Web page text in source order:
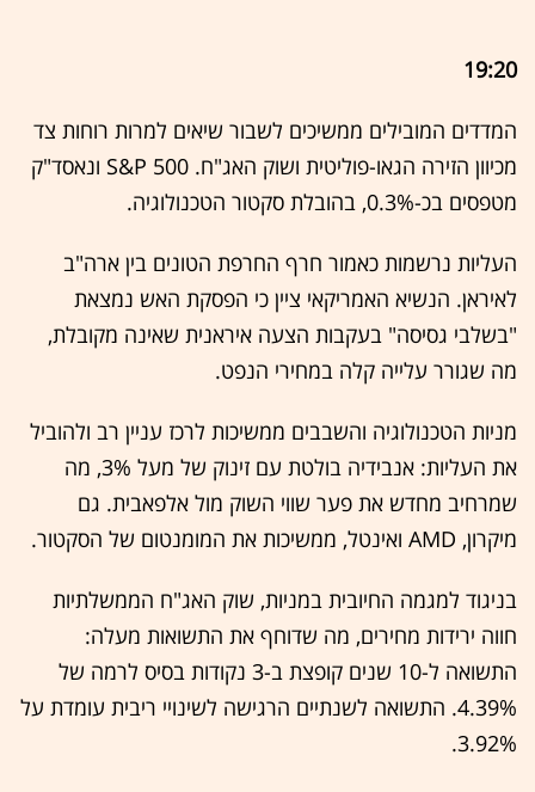
19:20
המדדים המובילים ממשיכים לשבור שיאים למרות רוחות צד
מכיוון הזירה הגאו-פוליטית ושוק האג"ח. S&P 500 ונאסד"ק
מטפסים בכ-0.3%, בהובלת סקטור הטכנולוגיה.
העליות נרשמות כאמור חרף החרפת הטונים בין ארה"ב
לאיראן. הנשיא האמריקאי ציין כי הפסקת האש נמצאת
"בשלבי גסיסה" בעקבות הצעה איראנית שאינה מקובלת,
מה שגורר עלייה קלה במחירי הנפט.
מניות הטכנולוגיה והשבבים ממשיכות לרכז עניין רב ולהוביל
את העליות: אנבידיה בולטת עם זינוק של מעל 3%, מה
שמרחיב מחדש את פער שווי השוק מול אלפאבית. גם
מיקרון, AMD ואינטל, ממשיכות את המומנטום של הסקטור.
בניגוד למגמה החיובית במניות, שוק האג"ח הממשלתיות
חווה ירידות מחירים, מה שדוחף את התשואות מעלה:
התשואה ל-10 שנים קופצת ב-3 נקודות בסיס לרמה של
4.39%. התשואה לשנתיים הרגישה לשינויי ריבית עומדת על
3.92%.